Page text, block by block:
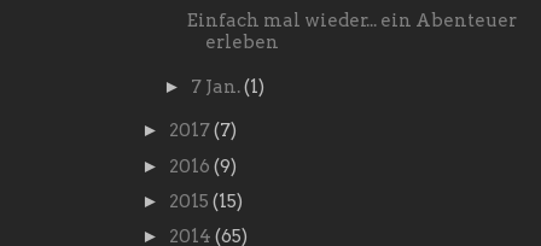
Einfach mal wieder... ein Abenteuer
erleben
► 7 Jan.(1)
► 2017(7)
► 2016 (9)
► 2015 (15)
► 2014 (65)